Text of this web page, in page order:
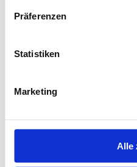
Präferenzen
Statistiken
Marketing
Alle
Haus Wilhelm-
1 Schlafzimmer